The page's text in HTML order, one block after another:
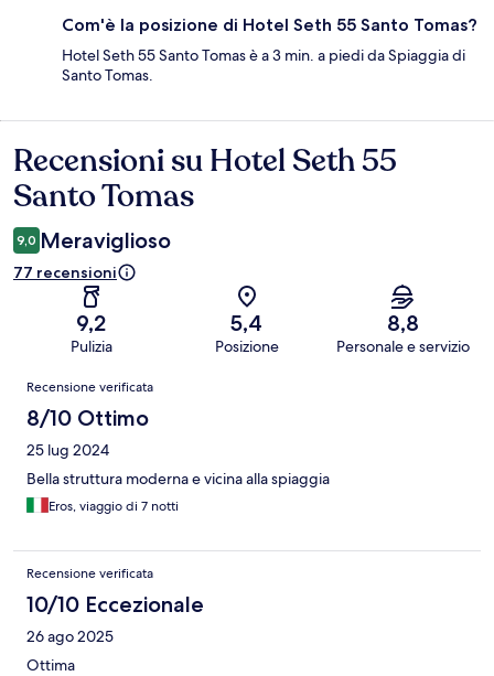
Com'è la posizione di Hotel Seth 55 Santo Tomas?
Hotel Seth 55 Santo Tomas è a 3 min. a piedi da Spiaggia di
Santo Tomas.
Recensioni
Recensioni su Hotel Seth 55
Santo Tomas
9,0 Meraviglioso
77 recensioni
9,2
Pulizia
5,4
Posizione
8,8
Personale e servizio
Recensioni
Recensione verificata
8/10 Ottimo
25 lug 2024
Bella struttura moderna e vicina alla spiaggia
Eros, viaggio di 7 notti
Recensione verificata
10/10 Eccezionale
26 ago 2025
Ottima